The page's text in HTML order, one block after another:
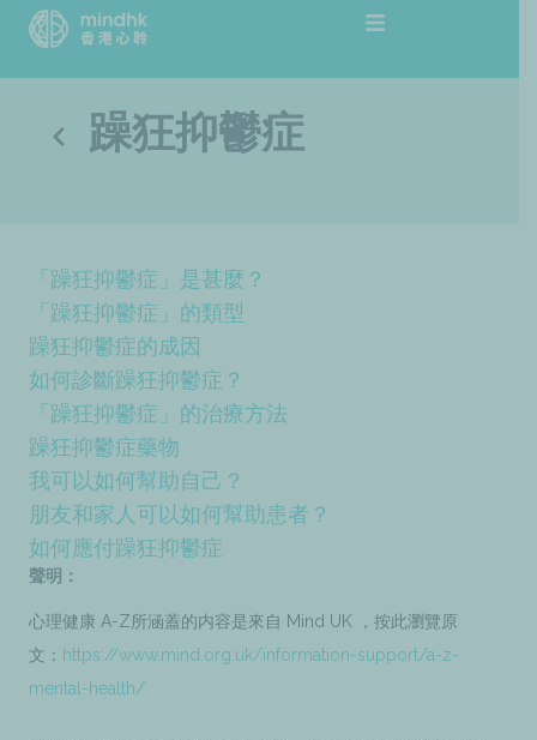
主
躁狂抑鬱症
「躁狂抑鬱症」是甚麼？
「躁狂抑鬱症」的類型
躁狂抑鬱症的成因
如何診斷躁狂抑鬱症？
「躁狂抑鬱症」的治療方法
躁狂抑鬱症藥物
我可以如何幫助自己？
朋友和家人可以如何幫助患者？
如何應付躁狂抑鬱症
聲明：
心理健康 A-Z所涵蓋的内容是來自 Mind UK ，按此瀏覽原
文： https://www.mind.org.uk/information-support/a-z-
mental-health/